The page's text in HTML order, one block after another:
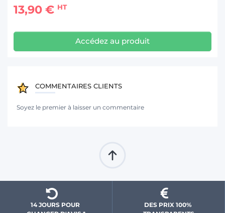
13,90 € HT
Accédez au produit
COMMENTAIRES CLIENTS
Soyez le premier à laisser un commentaire
14 JOURS POUR
DES PRIX 100%